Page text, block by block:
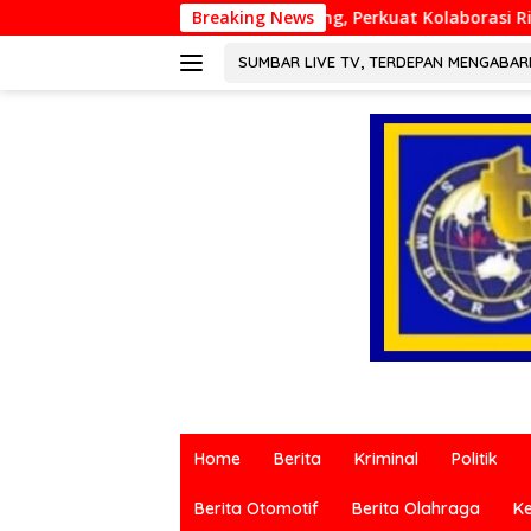
ke
Breaking News
di Padang, Perkuat Kolaborasi Riset Islam Bertaraf
SUMBAR LIVE TV, TERDEPAN
terkini
berbagai
Home Berita Kriminal Politik
Berita Otomotif Berita Olahraga